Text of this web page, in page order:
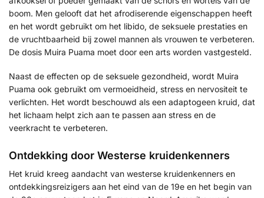
boom. Men gelooft dat het afrodiserende eigenschappen heeft
en het wordt gebruikt om het libido, de seksuele prestaties en
de vruchtbaarheid bij zowel mannen als vrouwen te verbeteren.
De dosis Muira Puama moet door een arts worden vastgesteld.
Naast de effecten op de seksuele gezondheid, wordt Muira
Puama ook gebruikt om vermoeidheid, stress en nervositeit te
verlichten. Het wordt beschouwd als een adaptogeen kruid, dat
het lichaam helpt zich aan te passen aan stress en de
veerkracht te verbeteren.
Ontdekking door Westerse kruidenkenners
Het kruid kreeg aandacht van westerse kruidenkenners en
ontdekkingsreizigers aan het eind van de 19e en het begin van